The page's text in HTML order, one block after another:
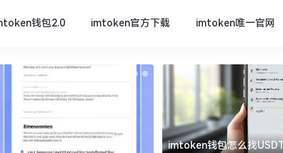
钱包2.0 imtoken官方下载 imtoken唯一官网
imtoken钱包怎么找